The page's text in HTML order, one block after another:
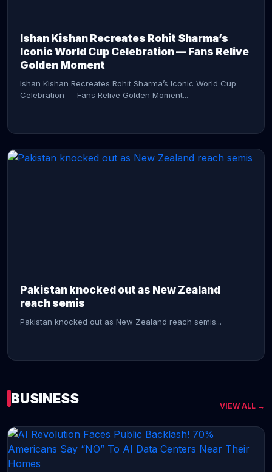
Ishan Kishan Recreates Rohit Sharma’s
Iconic World Cup Celebration — Fans Relive
Golden Moment
Ishan Kishan Recreates Rohit Sharma’s Iconic World Cup
Celebration — Fans Relive Golden Moment...
Pakistan knocked out as New Zealand
reach semis
Pakistan knocked out as New Zealand reach semis...
CONTINUE READING →
BUSINESS VIEW ALL →